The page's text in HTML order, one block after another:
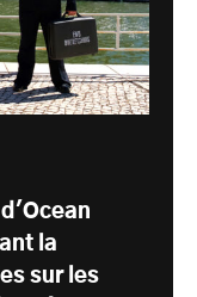
la
sur les